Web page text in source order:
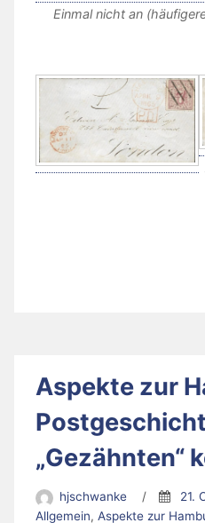
Einmal nicht an
Aspekte zur
„Gezähnten“
hjschwanke / 21.
Allgemein, Aspekte zur